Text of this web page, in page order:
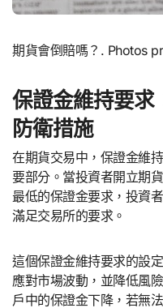
期貨會倒賠嗎？. Photos
保證金維持要求
防衛措施
在期貨交易中，保證金維
要部分。當投資者開立期
最低的保證金要求，投資
滿足交易所的要求。
這個保證金維持要求的設
應對市場波動，並降低風
戶中的保證金下降，若無